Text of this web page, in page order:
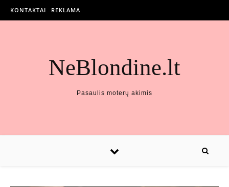
KONTAKTAI REKLAMA
NeBlondine.lt
Pasaulis moterų akimis